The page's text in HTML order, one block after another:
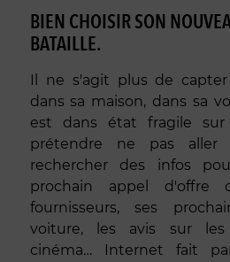
BIEN CHOISIR SON
BATAILLE.
Il ne s'agit plus de
dans sa maison, dans sa
est dans état fragile
prétendre ne pas
rechercher des infos
prochain appel d'offre
fournisseurs, ses
voiture, les avis sur les
cinéma… Internet fait